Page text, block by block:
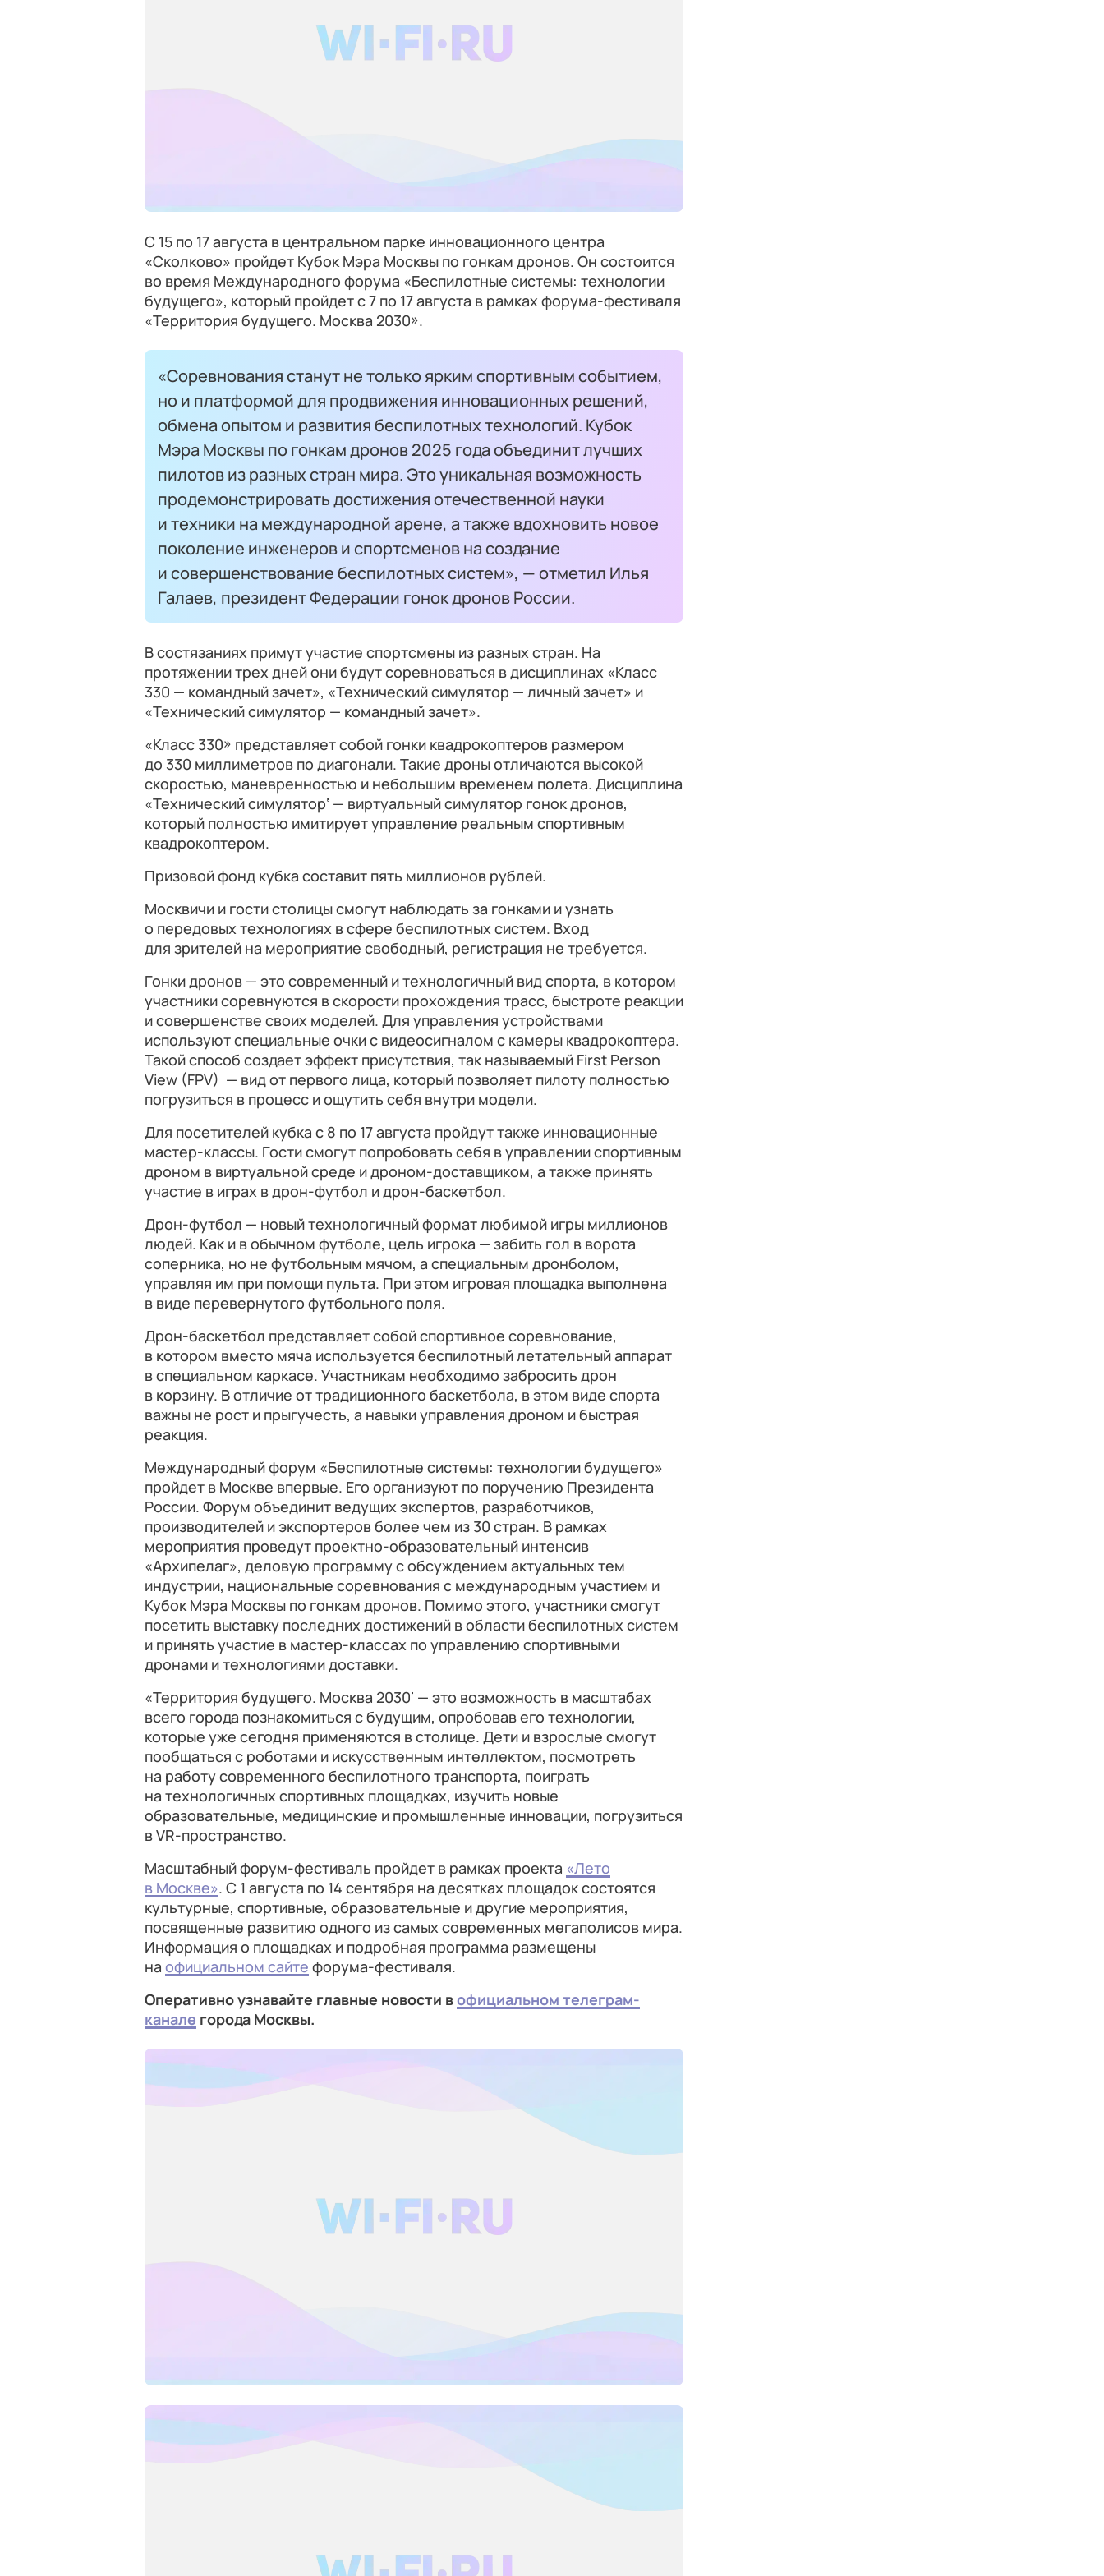
С 15 по 17 августа в центральном парке инновационного центра
«Сколково» пройдет Кубок Мэра Москвы по гонкам дронов. Он состоится
во время Международного форума «Беспилотные системы: технологии
будущего», который пройдет с 7 по 17 августа в рамках форума-фестиваля
«Территория будущего. Москва 2030».
«Соревнования станут не только ярким спортивным событием,
но и платформой для продвижения инновационных решений,
обмена опытом и развития беспилотных технологий. Кубок
Мэра Москвы по гонкам дронов 2025 года объединит лучших
пилотов из разных стран мира. Это уникальная возможность
продемонстрировать достижения отечественной науки
и техники на международной арене, а также вдохновить новое
поколение инженеров и спортсменов на создание
и совершенствование беспилотных систем», — отметил Илья
Галаев, президент Федерации гонок дронов России.
В состязаниях примут участие спортсмены из разных стран. На
протяжении трех дней они будут соревноваться в дисциплинах «Класс
330 — командный зачет», «Технический симулятор — личный зачет» и
«Технический симулятор — командный зачет».
«Класс 330» представляет собой гонки квадрокоптеров размером
до 330 миллиметров по диагонали. Такие дроны отличаются высокой
скоростью, маневренностью и небольшим временем полета. Дисциплина
«Технический симулятор‘ — виртуальный симулятор гонок дронов,
который полностью имитирует управление реальным спортивным
квадрокоптером.
Призовой фонд кубка составит пять миллионов рублей.
Москвичи и гости столицы смогут наблюдать за гонками и узнать
о передовых технологиях в сфере беспилотных систем. Вход
для зрителей на мероприятие свободный, регистрация не требуется.
Гонки дронов — это современный и технологичный вид спорта, в котором
участники соревнуются в скорости прохождения трасс, быстроте реакции
и совершенстве своих моделей. Для управления устройствами
используют специальные очки с видеосигналом с камеры квадрокоптера.
Такой способ создает эффект присутствия, так называемый First Person
View (FPV) — вид от первого лица, который позволяет пилоту полностью
погрузиться в процесс и ощутить себя внутри модели.
Для посетителей кубка с 8 по 17 августа пройдут также инновационные
мастер-классы. Гости смогут попробовать себя в управлении спортивным
дроном в виртуальной среде и дроном-доставщиком, а также принять
участие в играх в дрон-футбол и дрон-баскетбол.
Дрон-футбол — новый технологичный формат любимой игры миллионов
людей. Как и в обычном футболе, цель игрока — забить гол в ворота
соперника, но не футбольным мячом, а специальным дронболом,
управляя им при помощи пульта. При этом игровая площадка выполнена
в виде перевернутого футбольного поля.
Дрон-баскетбол представляет собой спортивное соревнование,
в котором вместо мяча используется беспилотный летательный аппарат
в специальном каркасе. Участникам необходимо забросить дрон
в корзину. В отличие от традиционного баскетбола, в этом виде спорта
важны не рост и прыгучесть, а навыки управления дроном и быстрая
реакция.
Международный форум «Беспилотные системы: технологии будущего»
пройдет в Москве впервые. Его организуют по поручению Президента
России. Форум объединит ведущих экспертов, разработчиков,
производителей и экспортеров более чем из 30 стран. В рамках
мероприятия проведут проектно-образовательный интенсив
«Архипелаг», деловую программу с обсуждением актуальных тем
индустрии, национальные соревнования с международным участием и
Кубок Мэра Москвы по гонкам дронов. Помимо этого, участники смогут
посетить выставку последних достижений в области беспилотных систем
и принять участие в мастер-классах по управлению спортивными
дронами и технологиями доставки.
«Территория будущего. Москва 2030‘ — это возможность в масштабах
всего города познакомиться с будущим, опробовав его технологии,
которые уже сегодня применяются в столице. Дети и взрослые смогут
пообщаться с роботами и искусственным интеллектом, посмотреть
на работу современного беспилотного транспорта, поиграть
на технологичных спортивных площадках, изучить новые
образовательные, медицинские и промышленные инновации, погрузиться
в VR-пространство.
Масштабный форум-фестиваль пройдет в рамках проекта «Лето
в Москве». С 1 августа по 14 сентября на десятках площадок состоятся
культурные, спортивные, образовательные и другие мероприятия,
посвященные развитию одного из самых современных мегаполисов мира.
Информация о площадках и подробная программа размещены
на официальном сайте форума-фестиваля.
Оперативно узнавайте главные новости вофициальном телеграм-
канале города Москвы.